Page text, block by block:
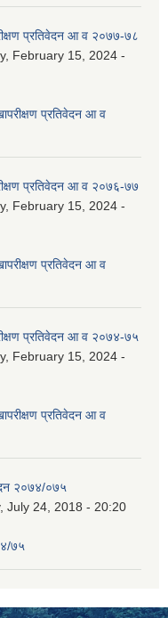
प्रतिवेदन आ व २०७७-७८
February 15, 2024 -
प्रतिवेदन आ व
प्रतिवेदन आ व २०७६-७७
February 15, 2024 -
प्रतिवेदन आ व
प्रतिवेदन आ व २०७४-७५
February 15, 2024 -
प्रतिवेदन आ व
२०७४/०७५
July 24, 2018 - 20:20
७५